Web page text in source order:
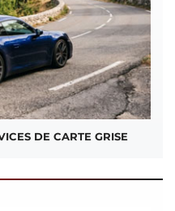
DE CARTE GRISE